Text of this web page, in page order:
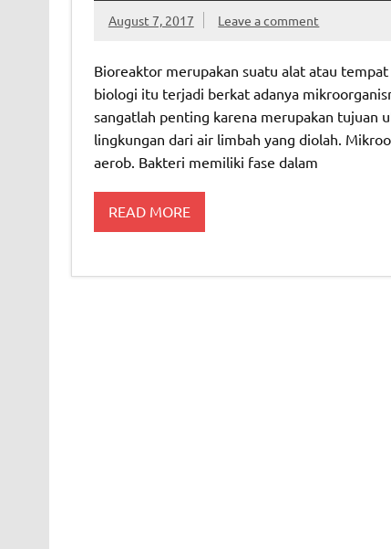
August 7, 2017 Leave a comment
Bioreaktor merupakan suatu alat atau
biologi itu terjadi berkat adanya
sangatlah penting karena merupakan tujuan
lingkungan dari air limbah yang diolah.
aerob. Bakteri memiliki fase dalam
READ MORE